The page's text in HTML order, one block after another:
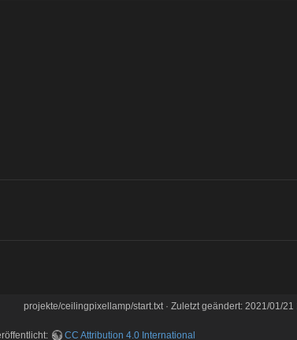
projekte/ceilingpixellamp/start.txt· Zuletzt geändert:2021/01/21
CC Attribution 4.0 International